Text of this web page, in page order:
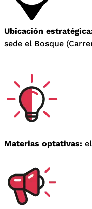
Ubicación
sede el Bosque
Materias optativas: